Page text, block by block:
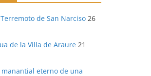
de San Narciso 26
de la Villa de Araure 21
manantial eterno de una